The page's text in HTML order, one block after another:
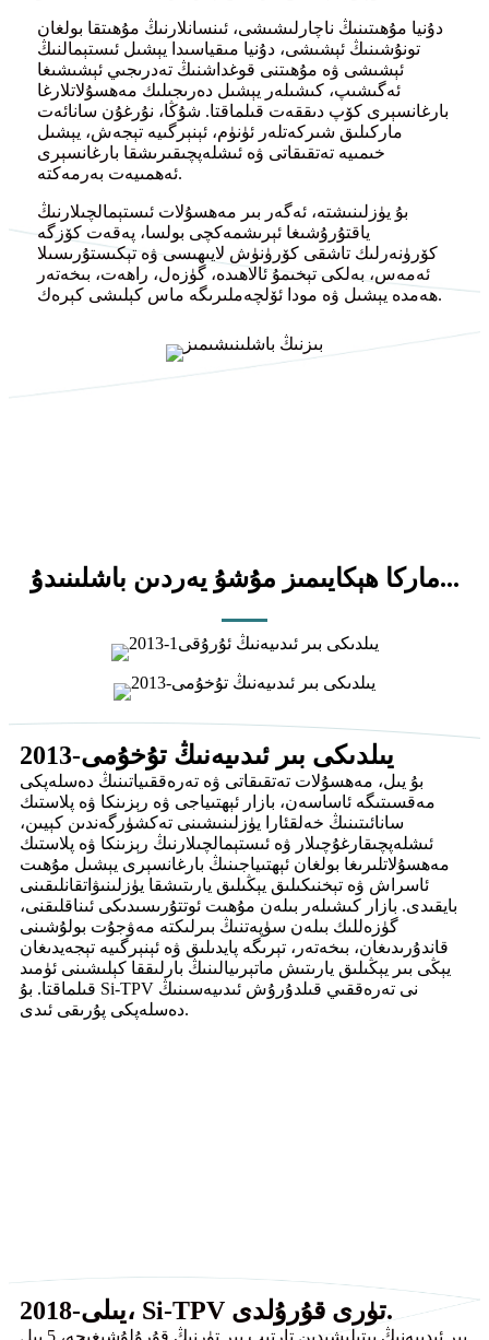
دۇنيا مۇھىتىنىڭ ناچارلىشىشى، ئىنسانلارنىڭ مۇھىتقا بولغان
تونۇشىنىڭ ئېشىشى، دۇنيا مىقياسىدا يېشىل ئىستېمالنىڭ
ئېشىشى ۋە مۇھىتنى قوغداشنىڭ تەدرىجىي ئېشىشىغا
ئەگىشىپ، كىشىلەر يېشىل دەرىجىلىك مەھسۇلاتلارغا
بارغانسېرى كۆپ دىققەت قىلماقتا. شۇڭا، نۇرغۇن سانائەت
ماركىلىق شىركەتلەر ئۈنۈم، ئېنېرگىيە تېجەش، يېشىل
خىمىيە تەتقىقاتى ۋە ئىشلەپچىقىرىشقا بارغانسېرى
ئەھمىيەت بەرمەكتە.
بۇ يۈزلىنىشتە، ئەگەر بىر مەھسۇلات ئىستېمالچىلارنىڭ
ياقتۇرۇشىغا ئېرىشمەكچى بولسا، پەقەت كۆزگە
كۆرۈنەرلىك تاشقى كۆرۈنۈش لايىھىسى ۋە تېكىستۇرىسىلا
ئەمەس، بەلكى تېخىمۇ ئالاھىدە، گۈزەل، راھەت، بىخەتەر
ھەمدە يېشىل ۋە مودا ئۆلچەملىرىگە ماس كېلىشى كېرەك.
ماركا ھېكايىمىز مۇشۇ يەردىن باشلىنىدۇ...
2013-يىلدىكى بىر ئىدىيەنىڭ تۇخۇمى
بۇ يىل، مەھسۇلات تەتقىقاتى ۋە تەرەققىياتىنىڭ دەسلەپكى
مەقسىتىگە ئاساسەن، بازار ئېھتىياجى ۋە رېزىنكا ۋە پلاستىك
سانائىتىنىڭ خەلقئارا يۈزلىنىشىنى تەكشۈرگەندىن كېيىن،
ئىشلەپچىقارغۇچىلار ۋە ئىستېمالچىلارنىڭ رېزىنكا ۋە پلاستىك
مەھسۇلاتلىرىغا بولغان ئېھتىياجىنىڭ بارغانسېرى يېشىل مۇھىت
ئاسراش ۋە تېخنىكىلىق يېڭىلىق يارىتىشقا يۈزلىنىۋاتقانلىقىنى
بايقىدى. بازار كىشىلەر بىلەن مۇھىت ئوتتۇرىسىدىكى ئىناقلىقنى،
گۈزەللىك بىلەن سۈپەتنىڭ بىرلىكتە مەۋجۇت بولۇشىنى
قاندۇرىدىغان، بىخەتەر، تېرىگە پايدىلىق ۋە ئېنېرگىيە تېجەيدىغان
يېڭى بىر يېڭىلىق يارىتىش ماتېرىيالىنىڭ بارلىققا كېلىشىنى ئۈمىد
قىلماقتا. بۇ Si-TPV نى تەرەققىي قىلدۇرۇش ئىدىيەسىنىڭ
دەسلەپكى پۇرىقى ئىدى.
2018-يىلى، Si-TPV تۈرى قۇرۇلدى.
بىر ئىدىيەنىڭ يېتىلىشىدىن تارتىپ بىر تۈرنىڭ قۇرۇلۇشىغىچە، 5 يىل